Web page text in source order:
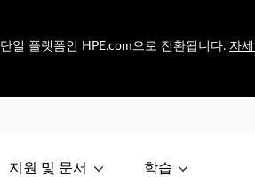
일 플랫폼인 HPE.com으로 전환됩니다. 자
지원 및 문서 학습